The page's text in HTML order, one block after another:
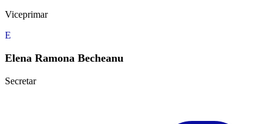
Viceprimar
E
Elena Ramona Becheanu
Secretar